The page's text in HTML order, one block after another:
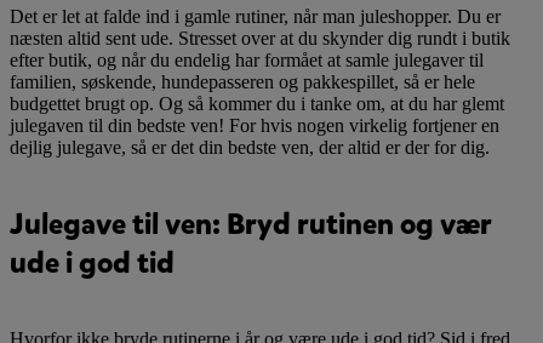
Det er let at falde ind i gamle rutiner, når man juleshopper. Du er
næsten altid sent ude. Stresset over at du skynder dig rundt i butik
efter butik, og når du endelig har formået at samle julegaver til
familien, søskende, hundepasseren og pakkespillet, så er hele
budgettet brugt op. Og så kommer du i tanke om, at du har glemt
julegaven til din bedste ven! For hvis nogen virkelig fortjener en
dejlig julegave, så er det din bedste ven, der altid er der for dig.
Julegave til ven: Bryd rutinen og vær
ude i god tid
Hvorfor ikke bryde rutinerne i år og være ude i god tid? Sid i fred